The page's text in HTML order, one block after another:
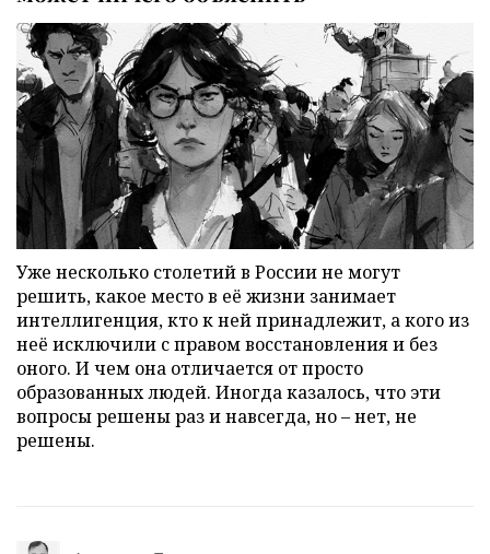
Уже несколько столетий в России не могут
решить, какое место в её жизни занимает
интеллигенция, кто к ней принадлежит, а кого из
неё исключили с правом восстановления и без
оного. И чем она отличается от просто
образованных людей. Иногда казалось, что эти
вопросы решены раз и навсегда, но – нет, не
решены.